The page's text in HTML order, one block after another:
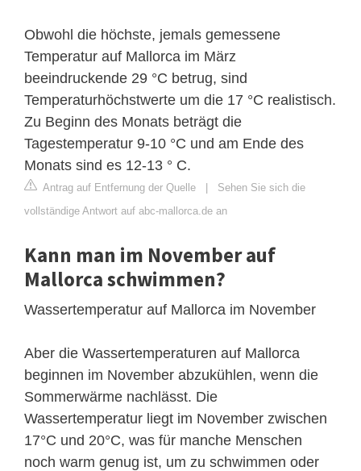
Obwohl die höchste, jemals gemessene
Temperatur auf Mallorca im März
beeindruckende 29 °C betrug, sind
Temperaturhöchstwerte um die 17 °C realistisch.
Zu Beginn des Monats beträgt die
Tagestemperatur 9-10 °C und am Ende des
Monats sind es 12-13 ° C.
Antrag auf Entfernung der Quelle | Sehen Sie sich die
vollständige Antwort auf abc-mallorca.de an
Kann man im November auf
Mallorca schwimmen?
Wassertemperatur auf Mallorca im November
Aber die Wassertemperaturen auf Mallorca
beginnen im November abzukühlen, wenn die
Sommerwärme nachlässt. Die
Wassertemperatur liegt im November zwischen
17°C und 20°C, was für manche Menschen
noch warm genug ist, um zu schwimmen oder